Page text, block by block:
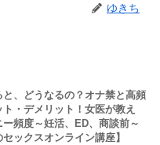
ゆきち
と、どうなるの？オナ禁と高頻
・デメリット！女医が教え
頻度～妊活、ED、商談前～
ックスオンライン講座】